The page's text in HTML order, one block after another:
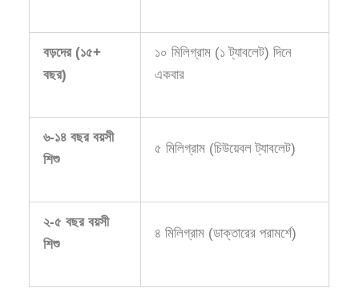
বড়দের (১৫+
বছর)
১০ মিলিগ্রাম (১ ট্যাবলেট) দিনে
একবার
৬-১৪ বছর বয়সী
শিশু
৫ মিলিগ্রাম (চিউয়েবল ট্যাবলেট)
২-৫ বছর বয়সী
শিশু
৪ মিলিগ্রাম (ডাক্তারের পরামর্শে)